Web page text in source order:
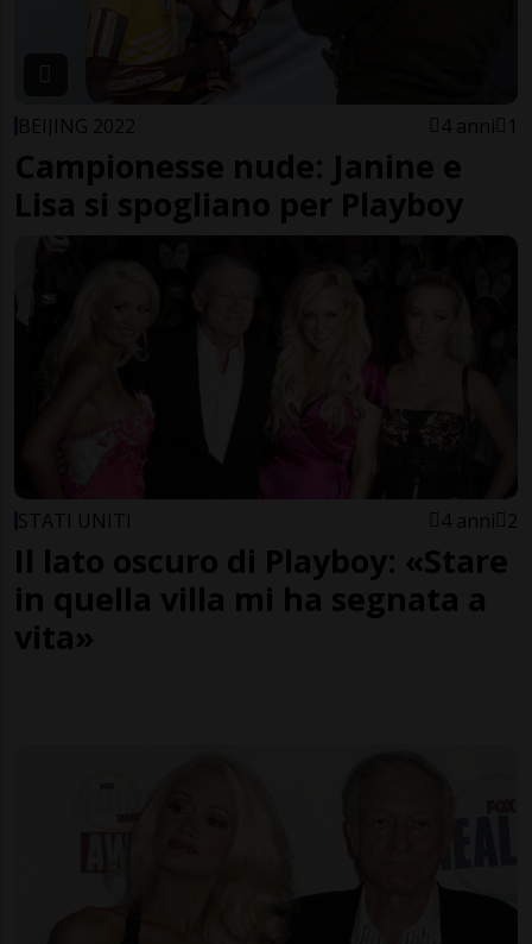
BEIJING 2022 4 anni 1
Campionesse nude: Janine e
Lisa si spogliano per Playboy
STATI UNITI 4 anni 2
Il lato oscuro di Playboy: «Stare
in quella villa mi ha segnata a
vita»